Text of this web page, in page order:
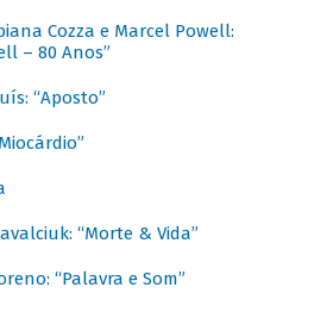
Cozza e Marcel Powell:
– 80 Anos”
“Aposto”
“Morte & Vida”
“Palavra e Som”